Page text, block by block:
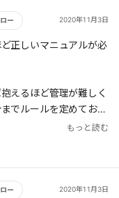
ー 2020年11月3日
正しいマニュアルが必
えるほど管理が難しく
でルールを定めておく
マニュアルを遵守する
もっと読む
ー 2020年11月3日